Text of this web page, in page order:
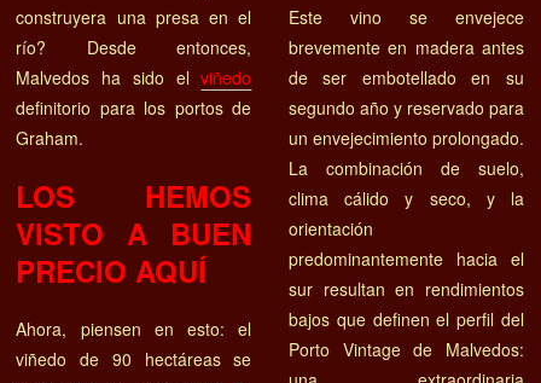
construyera una presa en el
río? Desde entonces,
Malvedos ha sido elviñedo
definitorio para los portos de
Graham.
LOS HEMOS
VISTO A BUEN
PRECIO AQUÍ
Ahora, piensen en esto: el
viñedo de 90 hectáreas se
Este vino se envejece
brevemente en madera antes
de ser embotellado en su
segundo año y reservado para
un envejecimiento prolongado.
La combinación de suelo,
clima cálido y seco, y la
orientación
predominantemente hacia el
sur resultan en rendimientos
bajos que definen el perfil del
Porto Vintage de Malvedos: